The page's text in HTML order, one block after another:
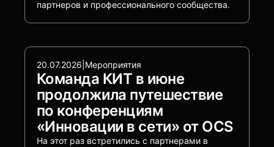
партнеров и профессионального сообщества.
20.07.2026 Мероприятия
Команда КИТ в июне
продолжила путешествие
по конференциям
«Инновации в сети» от OCS
На этот раз встретились с партнерами в